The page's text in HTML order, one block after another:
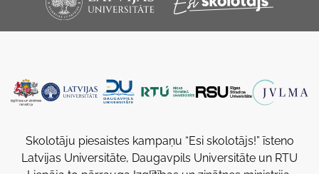
Skolotāju piesaistes kampaņu “Esi skolotājs!” īsteno
Latvijas Universitāte, Daugavpils Universitāte un RTU